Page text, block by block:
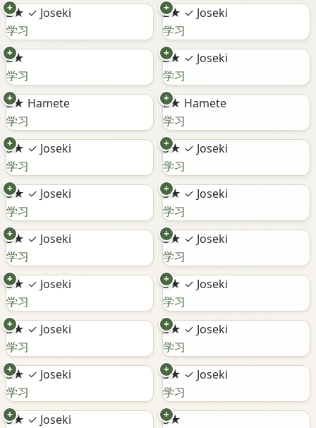
2★ ✓ Joseki
+
学习
2★ ✓ Joseki
+
学习
2★
+
学习
2★ ✓ Joseki
+
学习
2★ Hamete
+
学习
2★ Hamete
+
学习
3★ ✓ Joseki
+
学习
3★ ✓ Joseki
+
学习
3★ ✓ Joseki
+
学习
3★ ✓ Joseki
+
学习
3★ ✓ Joseki
+
学习
3★ ✓ Joseki
+
学习
3★ ✓ Joseki
+
学习
3★ ✓ Joseki
+
学习
3★ ✓ Joseki
+
学习
3★ ✓ Joseki
+
学习
3★ ✓ Joseki
+
学习
3★ ✓ Joseki
+
学习
3★ ✓ Joseki
+ 3★
+